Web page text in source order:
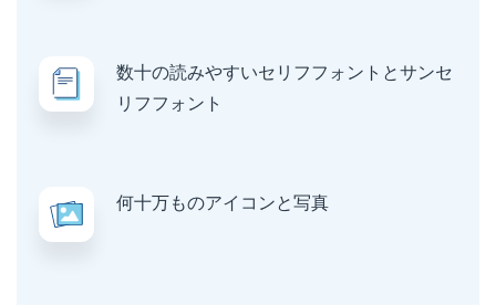
数十の読みやすいセリフフォントとサンセ
リフフォント
何十万ものアイコンと写真